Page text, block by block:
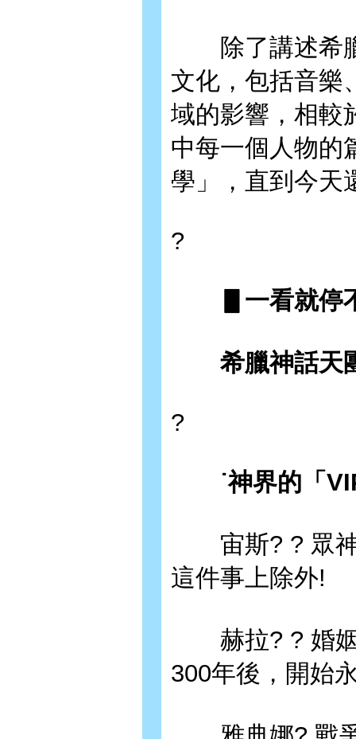
除了講述希臘
文化，包括音樂
域的影響，相較
中每一個人物的
學」，直到今天
?
▋一看就
希臘神話天
?
˙神界的「
宙斯? ? 眾神
這件事上除外!
赫拉? ? 婚姻
300年後，開始